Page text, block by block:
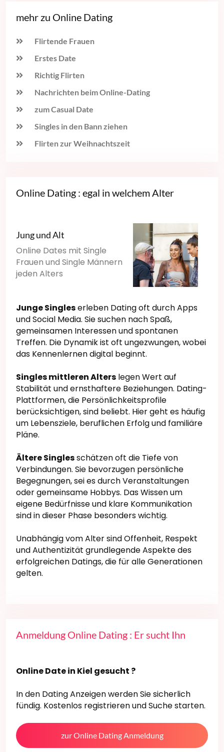
mehr zu Online Dating
Flirtende Frauen
Erstes Date
Richtig Flirten
Nachrichten beim Online-Dating
zum Casual Date
Singles in den Bann ziehen
Flirten zur Weihnachtszeit
Online Dating : egal in welchem Alter
Jung und Alt
Online Dates mit Single
Frauen und Single Männern
jeden Alters
Junge Singleserleben Dating oft durch Apps
und Social Media. Sie suchen nach Spaß,
gemeinsamen Interessen und spontanen
Treffen. Die Dynamik ist oft ungezwungen, wobei
das Kennenlernen digital beginnt.
Singles mittleren Alters legen Wert auf
Stabilität und ernsthaftere Beziehungen. Dating-
Plattformen, die Persönlichkeitsprofile
berücksichtigen, sind beliebt. Hier geht es häufig
um Lebensziele, beruflichen Erfolg und familiäre
Pläne.
Ältere Singlesschätzen oft die Tiefe von
Verbindungen. Sie bevorzugen persönliche
Begegnungen, sei es durch Veranstaltungen
oder gemeinsame Hobbys. Das Wissen um
eigene Bedürfnisse und klare Kommunikation
sind in dieser Phase besonders wichtig.
Unabhängig vom Alter sind Offenheit, Respekt
und Authentizität grundlegende Aspekte des
erfolgreichen Datings, die für alle Generationen
gelten.
Anmeldung Online Dating : Er sucht Ihn
Online Date in Kiel gesucht ?
In den Dating Anzeigen werden Sie sicherlich
fündig. Kostenlos registrieren und Suche starten.
zur Online Dating Anmeldung